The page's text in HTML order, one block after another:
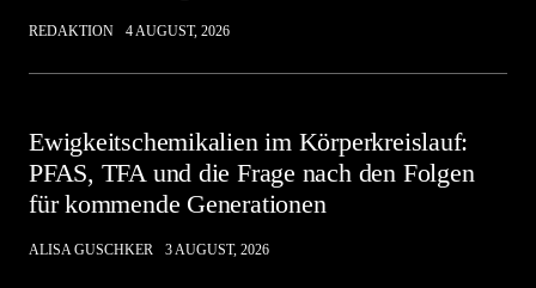
REDAKTION 4 AUGUST, 2026
Ewigkeitschemikalien im Körperkreislauf:
PFAS, TFA und die Frage nach den Folgen
für kommende Generationen
ALISA GUSCHKER 3 AUGUST, 2026